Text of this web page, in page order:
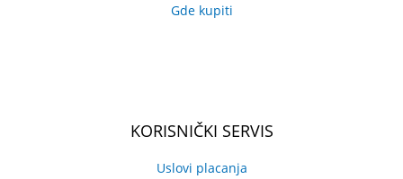
Gde kupiti
KORISNIČKI SERVIS
Uslovi placanja